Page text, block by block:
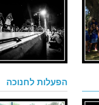
הפעלות לחנוכה